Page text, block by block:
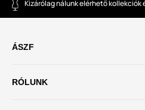
Kizárólag nálunk elérhető kollekciók
ÁSZF
RÓLUNK